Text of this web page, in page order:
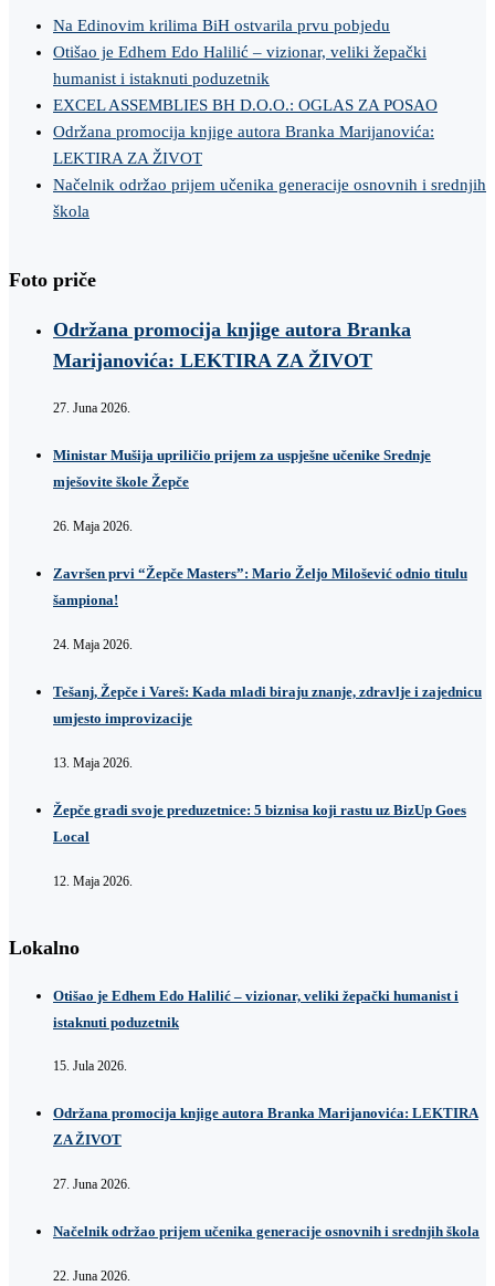
Na Edinovim krilima BiH ostvarila prvu pobjedu
Otišao je Edhem Edo Halilić – vizionar, veliki žepački
humanist i istaknuti poduzetnik
EXCEL ASSEMBLIES BH D.O.O.: OGLAS ZA POSAO
Održana promocija knjige autora Branka Marijanovića:
LEKTIRA ZA ŽIVOT
Načelnik održao prijem učenika generacije osnovnih i srednjih
škola
Foto priče
Održana promocija knjige autora Branka
Marijanovića: LEKTIRA ZA ŽIVOT
27. Juna 2026.
Ministar Mušija upriličio prijem za uspješne učenike Srednje
mješovite škole Žepče
26. Maja 2026.
Završen prvi “Žepče Masters”: Mario Željo Milošević odnio titulu
šampiona!
24. Maja 2026.
Tešanj, Žepče i Vareš: Kada mladi biraju znanje, zdravlje i zajednicu
umjesto improvizacije
13. Maja 2026.
Žepče gradi svoje preduzetnice: 5 biznisa koji rastu uz BizUp Goes
Local
12. Maja 2026.
Lokalno
Otišao je Edhem Edo Halilić – vizionar, veliki žepački humanist i
istaknuti poduzetnik
15. Jula 2026.
Održana promocija knjige autora Branka Marijanovića: LEKTIRA
ZA ŽIVOT
27. Juna 2026.
Načelnik održao prijem učenika generacije osnovnih i srednjih škola
22. Juna 2026.